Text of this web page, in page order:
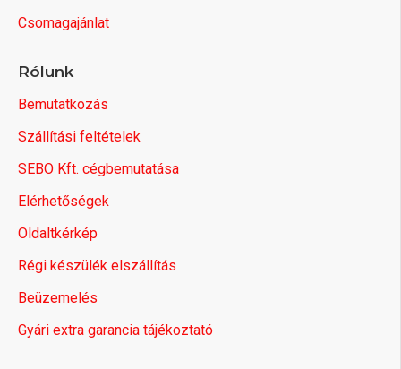
Csomagajánlat
Rólunk
Bemutatkozás
Szállítási feltételek
SEBO Kft. cégbemutatása
Elérhetőségek
Oldaltkérkép
Régi készülék elszállítás
Beüzemelés
Gyári extra garancia tájékoztató